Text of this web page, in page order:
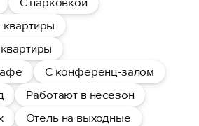
С конференц-залом
Работают в несезон
Отель на выходные